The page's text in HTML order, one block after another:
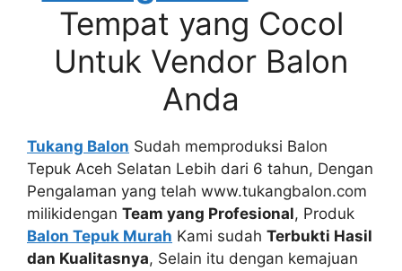
Tempat yang Cocol
Untuk Vendor Balon
Anda
Tukang Balon Sudah memproduksi Balon
Tepuk Aceh Selatan Lebih dari 6 tahun, Dengan
Pengalaman yang telah www.tukangbalon.com
milikidengan Team yang Profesional, Produk
Balon Tepuk Murah Kami sudah Terbukti Hasil
dan Kualitasnya, Selain itu dengan kemajuan